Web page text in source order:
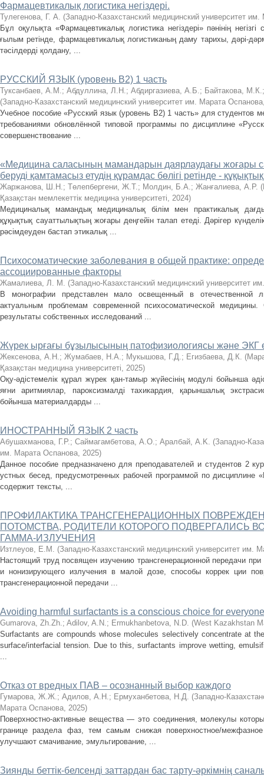
Фармацевтикалық логистика негіздері.
Тулегенова, Г. А. (Западно-Казахстанский медицинский университет
Бұл оқулықта «Фармацевтикалық логистика негіздері» пәнінің
ғылым ретінде, фармацевтикалық логистиканың даму тарихы, дәрі-
тәсілдерді қолдану, ...
РУССКИЙ ЯЗЫК (уровень В2) 1 чaсть
Туксанбаев, А.М.; Aбдуллинa, Л.Н.; Абдиргазиева, А.Б.; Бaйтaковa, М.К.
(Западно-Казахстанский медицинский университет им. Марата Оспанова
Учебное пособие «Русский язык (уровень В2) 1 чaсть» для студентов
требованиями обновлённой типовой программы по дисциплине
совершенствовaние ...
«Медицина саласының мамандарын даярлаудағы жоғары
беруді қамтамасыз етудің құрамдас бөлігі ретінде - құқықтық
Жаржанова, Ш.Н.; Төлепбергени, Ж.Т.; Молдин, Б.А.; Жанғалиева, А.Р. (
Қазақстан мемлекеттік медицина университеті, 2024)
Медициналық мамандық медициналық білім мен практикалық
құқықтық сауаттылықтың жоғары деңгейін талап етеді. Дәрігер
рәсімдеуден бастап этикалық ...
Психосоматические заболевания в общей практике:
ассоциированные факторы
Жамалиева, Л. М. (Западно-Казахстанский медицинский университет
В монографии представлен мало освещенный в отечественной
актуальным проблемам современной психосоматической
результаты собственных исследований ...
Жүрек ырғағы бұзылысының патофизиологиясы және ЭКГ
Жексенова, А.Н.; Жумабаев, Н.А.; Мукышова, Г.Д.; Егизбаева, Д.К. (
Қазақстан медицина университеті, 2025)
Оқу-әдістемелік құрал жүрек қан-тамыр жүйесінің модулі бойынша
яғни аритмиялар, пароксизмалді тахикардия, қарыншалық
бойынша материалдарды ...
ИНОСТРАННЫЙ ЯЗЫК 2 часть
Абушахманова, Г.Р.; Саймагамбетова, А.O.; Аралбай, А.K. (Западно-
им. Марата Оспанова, 2025)
Данное пособие предназначено для преподавателей и студентов 2
устных бесед, предусмотренных рабочей программой по дисциплине
содержит тексты, ...
ПРОФИЛАКТИКА ТРАНСГЕНЕРАЦИОННЫХ
ПОТОМСТВА, РОДИТЕЛИ КОТОРОГО ПОДВЕРГАЛИСЬ
ГАММА-ИЗЛУЧЕНИЯ
Изтлеуов, Е.М. (Западно-Казахстанский медицинский университет им.
Настоящий труд посвящен изучению трансгенерационной передачи
и нонизирующего излучения в малой дозе, способы коррек ции
трансгенерационной передачи ...
Avoiding harmful surfactants is a conscious choice for everyone
Gumarova, Zh.Zh.; Adilov, A.N.; Ermukhanbetova, N.D. (West Kazakhstan
Surfactants are compounds whose molecules selectively concentrate at
surface/interfacial tension. Due to this, surfactants improve wetting,
...
Отказ от вредных ПАВ – осознанный выбор каждого
Гумарова, Ж.Ж.; Адилов, А.Н.; Ермуханбетова, Н.Д. (Западно-
Марата Оспанова, 2025)
Поверхностно-активные вещества — это соединения, молекулы
границе раздела фаз, тем самым снижая поверхностное/
улучшают смачивание, эмульгирование, ...
Зиянды беттік-белсенді заттардан бас тарту-әркімнің